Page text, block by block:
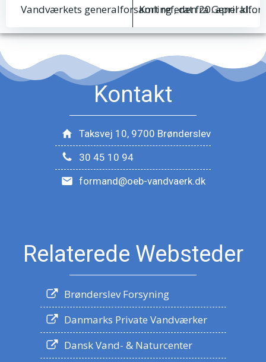
Indlægsnavigation Vandværkets generalforsamling , den 20. april kl. 19.30 i Samlingshuset Ø. Brønderslev
Kort referat fra
Kontakt
Taksvej 10, 9700 Brønderslev
30 45 10 94
formand@oeb-vandvaerk.dk
Relaterede Websteder
Brønderslev Forsyning
Danmarks Private Vandværker
Dansk Vand- & Naturcenter